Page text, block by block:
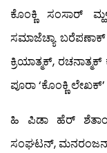
ಕೊಂಕ್ಣಿ ಸಂಸಾರ್
ಸಮಾಜೆಚ್ಯಾ
ಕ್ರಿಯಾತ್ಮಕ್,
ಪೂರಾ ‘ಕೊಂಕ್ಣಿ
ಹಿ ಪಿಡಾ ಹೆರ್
ಸಂಘಟನ್, ಮನರಂಜನ್